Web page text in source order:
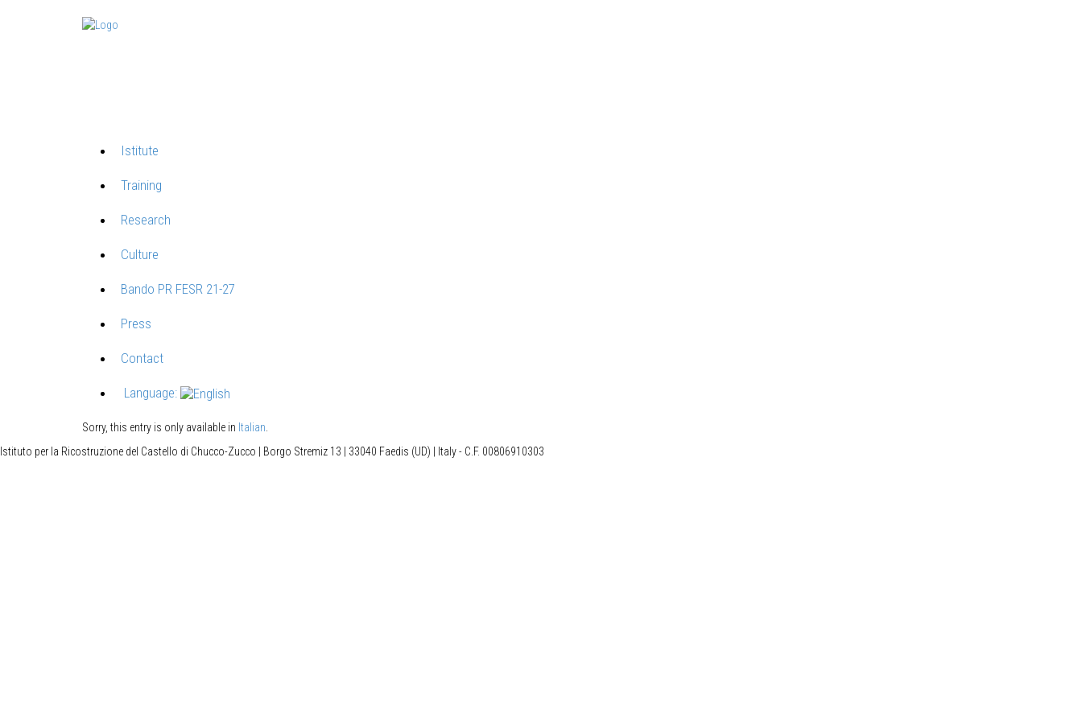
Istitute
Training
Research
Culture
Bando PR FESR 21-27
Press
Contact
Language:
Sorry, this entry is only available in Italian.
Istituto per la Ricostruzione del Castello di Chucco-Zucco | Borgo Stremiz 13 | 33040 Faedis (UD) | Italy - C.F. 00806910303